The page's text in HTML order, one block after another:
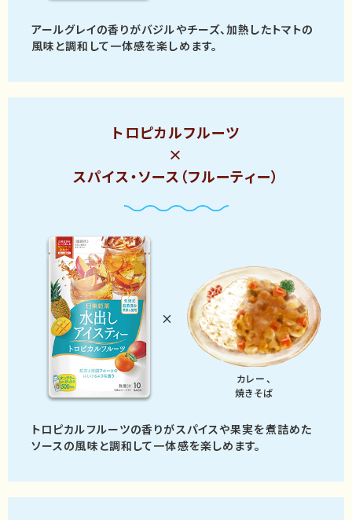
アールグレイの香りがバジルやチーズ、加熱したトマトの
風味と調和して一体感を楽しめます。
トロピカルフルーツ
×
スパイス・ソース（フルーティー）
×
カレー、
焼きそば
トロピカルフルーツの香りがスパイスや果実を煮詰めた
ソースの風味と調和して一体感を楽しめます。